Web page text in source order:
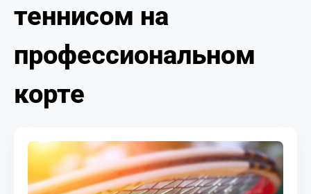
ФТУ
НОВОСТИ
ДОКУМЕНТЫ
МЕДИА
теннисом на
профессиональном
корте